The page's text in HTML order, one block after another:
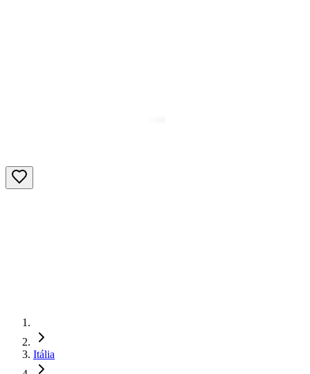
Itália